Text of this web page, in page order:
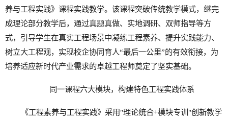
养与工程实践》课程实践教学。该课程突破传统教学模式，继完
成理论部分教学后，通过真题真做、实地调研、双师指导等方
式，引导学生在真实工程场景中凝练工程素养、提升实践能力、
树立大工程观，实现校企协同育人“最后一公里”的有效衔接，为
培养适应新时代产业需求的卓越工程师奠定了坚实基础。
同一课程六大模块，构建特色工程实践体系
《工程素养与工程实践》采用"理论统合+模块专训"创新教学